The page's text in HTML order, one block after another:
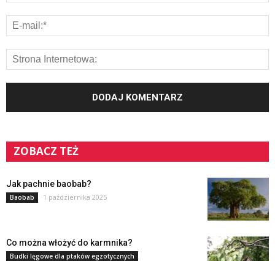
ZOBACZ TEŻ
Jak pachnie baobab?
Baobab 1 października 2025
Co można włożyć do karmnika?
Budki lęgowe dla ptaków egzotycznych